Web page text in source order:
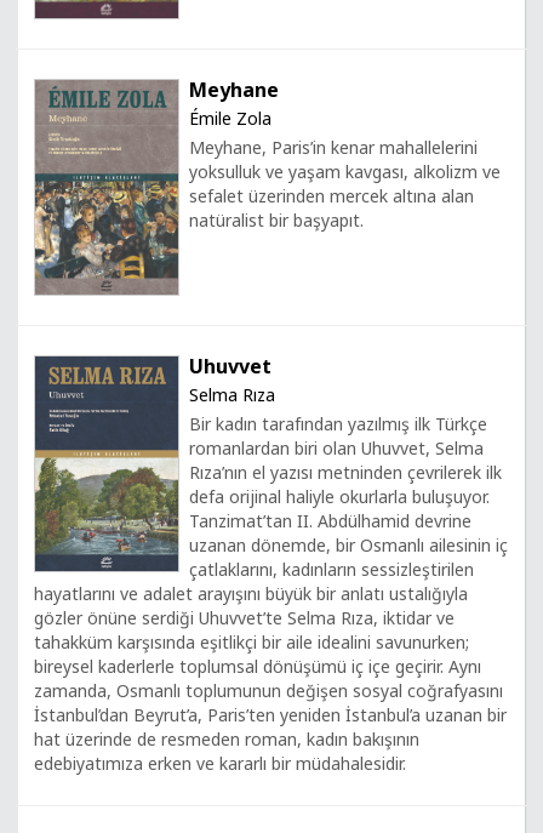
Meyhane
Émile Zola
Meyhane, Paris’in kenar mahallelerini
yoksulluk ve yaşam kavgası, alkolizm ve
sefalet üzerinden mercek altına alan
natüralist bir başyapıt.
Uhuvvet
Selma Rıza
Bir kadın tarafından yazılmış ilk Türkçe
romanlardan biri olan Uhuvvet, Selma
Rıza’nın el yazısı metninden çevrilerek ilk
defa orijinal haliyle okurlarla buluşuyor.
Tanzimat’tan II. Abdülhamid devrine
uzanan dönemde, bir Osmanlı ailesinin iç
çatlaklarını, kadınların sessizleştirilen
hayatlarını ve adalet arayışını büyük bir anlatı ustalığıyla
gözler önüne serdiği Uhuvvet’te Selma Rıza, iktidar ve
tahakküm karşısında eşitlikçi bir aile idealini savunurken;
bireysel kaderlerle toplumsal dönüşümü iç içe geçirir. Aynı
zamanda, Osmanlı toplumunun değişen sosyal coğrafyasını
İstanbul’dan Beyrut’a, Paris’ten yeniden İstanbul’a uzanan bir
hat üzerinde de resmeden roman, kadın bakışının
edebiyatımıza erken ve kararlı bir müdahalesidir.